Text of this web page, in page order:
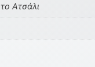
Ατσάλι